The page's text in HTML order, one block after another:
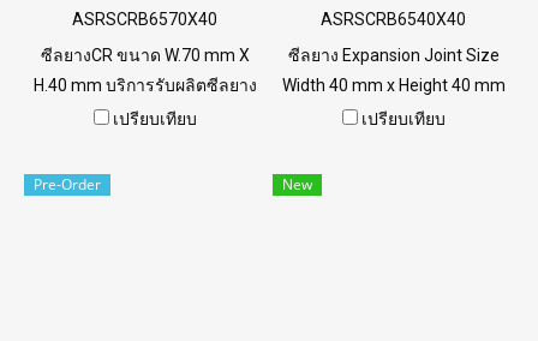
ASRSCRB6570X40
ซีลยางCR ขนาด W.70 mm X
H.40 mm บริการรับผลิตซีลยาง
Tel: 022577145 / 0926568846
เปรียบเทียบ
ASRSCRB6540X40
ซีลยาง Expansion Joint Size
Width 40 mm x Height 40 mm
ซีลยางสำหรับอุดร่องคอนกรีต
ต่อกับคอนกรีต หรือแผ่น
เปรียบเทียบ
Pre-Order New